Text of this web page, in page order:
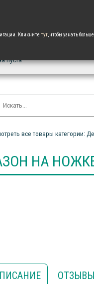
Кликнитетут, чтобы узнать
и оплата Напишите нам
пуста
все товары категории:
НА
ОТЗЫВЫ